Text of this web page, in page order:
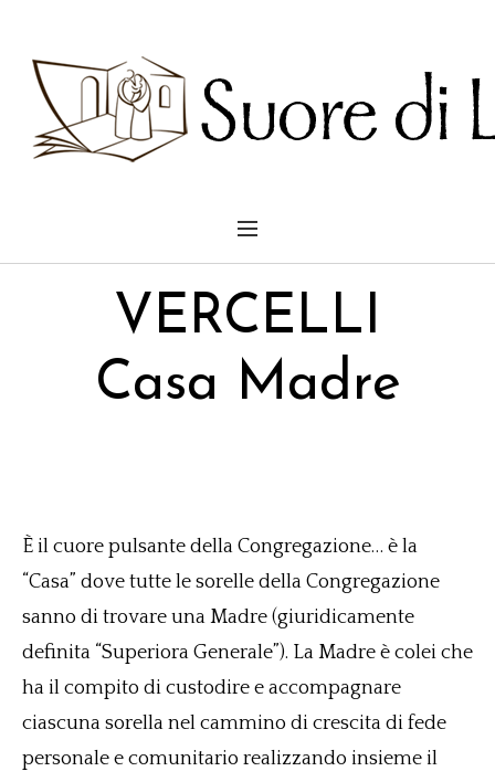
VERCELLI
Casa Madre
È il cuore pulsante della Congregazione… è la
“Casa” dove tutte le sorelle della Congregazione
sanno di trovare una Madre (giuridicamente
definita “Superiora Generale”). La Madre è colei che
ha il compito di custodire e accompagnare
ciascuna sorella nel cammino di crescita di fede
personale e comunitario realizzando insieme il